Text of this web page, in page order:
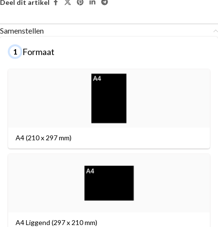
Deel dit artikel
Samenstellen
1 Formaat
A4 (210 x 297 mm)
A4 Liggend (297 x 210 mm)